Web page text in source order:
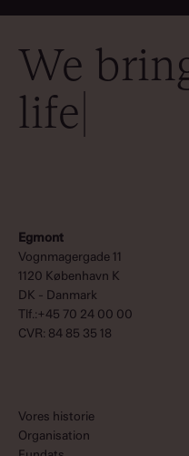
We
life
Egmont
Vognmagergade 11
1120 København K
DK - Danmark
Tlf.:+45 70 24 00 00
CVR: 84 85 35 18
Vores historie
Organisation